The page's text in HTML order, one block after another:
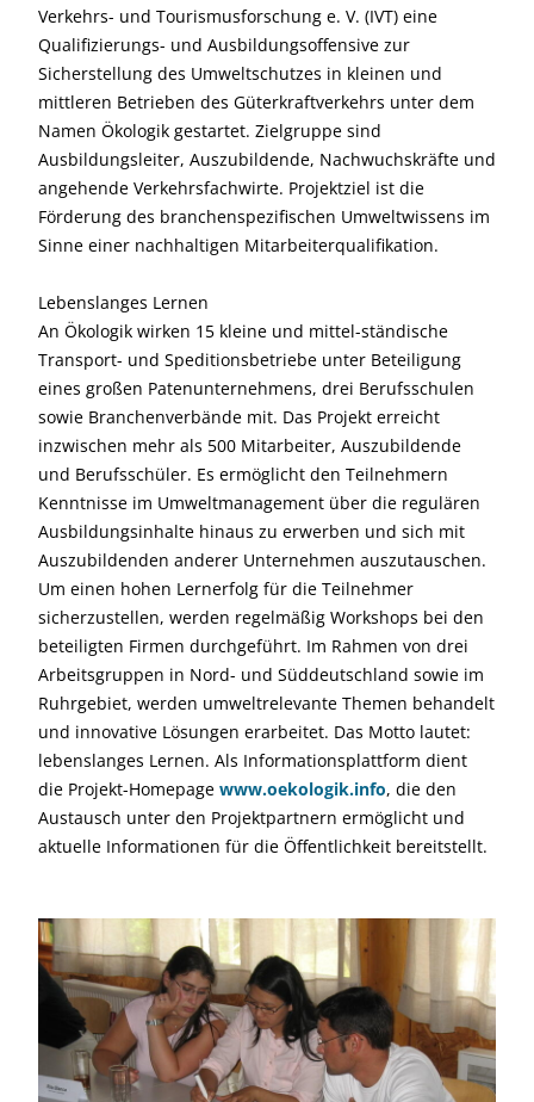
Verkehrs- und Tourismusforschung e. V. (IVT) eine
Qualifizierungs- und Ausbildungsoffensive zur
Sicherstellung des Umweltschutzes in kleinen und
mittleren Betrieben des Güterkraftverkehrs unter dem
Namen Ökologik gestartet. Zielgruppe sind
Ausbildungsleiter, Auszubildende, Nachwuchskräfte und
angehende Verkehrsfachwirte. Projektziel ist die
Förderung des branchenspezifischen Umweltwissens im
Sinne einer nachhaltigen Mitarbeiterqualifikation.
Lebenslanges Lernen
An Ökologik wirken 15 kleine und mittel-ständische
Transport- und Speditionsbetriebe unter Beteiligung
eines großen Patenunternehmens, drei Berufsschulen
sowie Branchenverbände mit. Das Projekt erreicht
inzwischen mehr als 500 Mitarbeiter, Auszubildende
und Berufsschüler. Es ermöglicht den Teilnehmern
Kenntnisse im Umweltmanagement über die regulären
Ausbildungsinhalte hinaus zu erwerben und sich mit
Auszubildenden anderer Unternehmen auszutauschen.
Um einen hohen Lernerfolg für die Teilnehmer
sicherzustellen, werden regelmäßig Workshops bei den
beteiligten Firmen durchgeführt. Im Rahmen von drei
Arbeitsgruppen in Nord- und Süddeutschland sowie im
Ruhrgebiet, werden umweltrelevante Themen behandelt
und innovative Lösungen erarbeitet. Das Motto lautet:
lebenslanges Lernen. Als Informationsplattform dient
die Projekt-Homepage www.oekologik.info, die den
Austausch unter den Projektpartnern ermöglicht und
aktuelle Informationen für die Öffentlichkeit bereitstellt.